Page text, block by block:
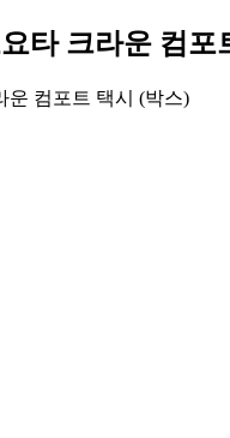
타 크라운 컴포